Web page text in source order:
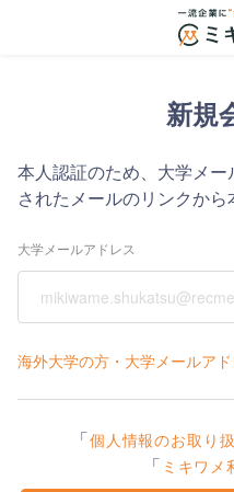
新規
本人認証のため、大学メー
されたメールのリンクから
大学メールアドレス
海外大学の方・大学メールア
「個人情報のお取り
「 ミキワメ